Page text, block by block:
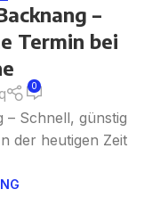
–
Termin bei
0
Schnell, günstig
der heutigen Zeit